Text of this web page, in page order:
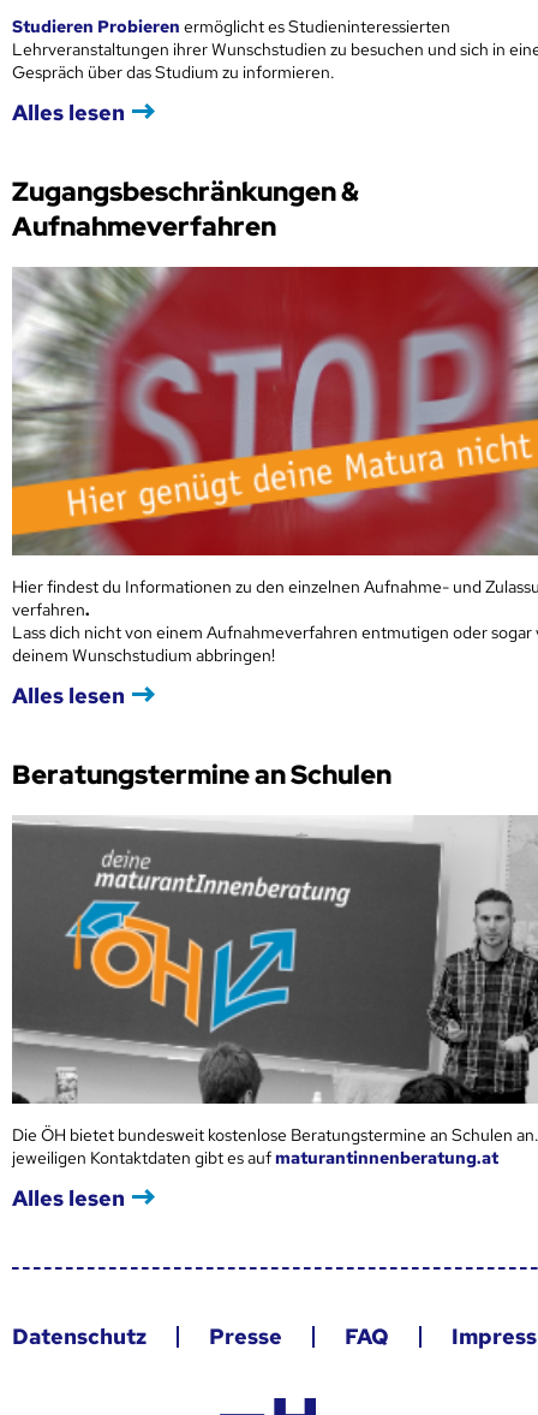
Studieren Probieren ermöglicht es Studieninteressierten
Lehrveranstaltungen ihrer Wunschstudien zu besuchen und sich in
Gespräch über das Studium zu informieren.
Alles lesen
Zugangsbeschränkungen &
Aufnahmeverfahren
Hier findest du Informationen zu den einzelnen Aufnahme- und
verfahren.
Lass dich nicht von einem Aufnahmeverfahren entmutigen oder sogar
deinem Wunschstudium abbringen!
Alles lesen
Beratungstermine an Schulen
Die ÖH bietet bundesweit kostenlose Beratungstermine an Schulen
jeweiligen Kontaktdaten gibt es aufmaturantinnenberatung.at
Alles lesen
Datenschutz Presse FAQ